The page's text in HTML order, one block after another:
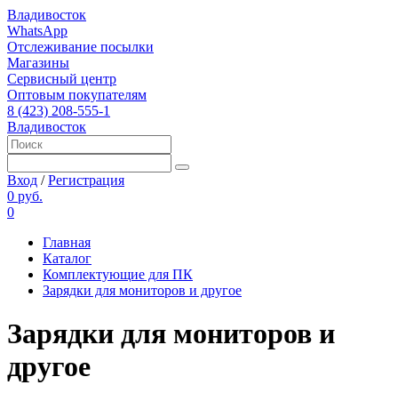
Владивосток
WhatsApp
Отслеживание посылки
Магазины
Сервисный центр
Оптовым покупателям
8 (423) 208-555-1
Владивосток
Вход /Регистрация
0 руб.
0
Главная
Каталог
Комплектующие для ПК
Зарядки для мониторов и другое
Зарядки для мониторов и
другое